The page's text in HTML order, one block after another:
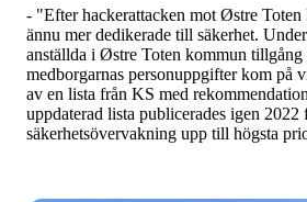
- "Efter hackerattacken mot Østre
ännu mer dedikerade till säkerhet.
anställda i Østre Toten kommun tillgång
medborgarnas personuppgifter kom på
av en lista från KS med
uppdaterad lista publicerades igen
säkerhetsövervakning upp till högsta